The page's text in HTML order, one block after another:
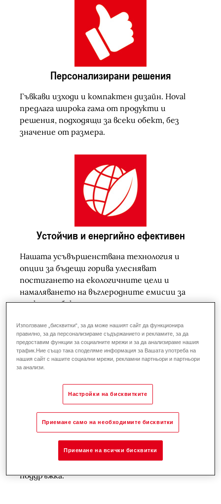
Персонализирани решения
Гъвкави изходи и компактен дизайн. Hoval
предлага широка гама от продукти и
решения, подходящи за всеки обект, без
значение от размера.
Устойчив и енергийно ефективен
Нашата усъвършенствана технология и
опции за бъдещи горива улесняват
постигането на екологичните цели и
намаляването на въглеродните емисии за
малките обекти.
Комплексни услуги
Hoval предлага разнообразие от
персонализирани сервизни планове, а нашият
специализиран сервиз, резервни части и
технически екипи осигуряват експертна
поддръжка.
Използваме „бисквитки“, за да може нашият сайт да функционира
правилно, за да персонализираме съдържанието и рекламите, за да
предоставим функции за социалните мрежи и за да анализираме нашия
трафик.Ние също така споделяме информация за Вашата употреба на
нашия сайт с нашите социални мрежи, рекламни партньори и партньори
за анализи.
Настройки на бисквитките
Приемане само на необходимите бисквитки
Приемане на всички бисквитки